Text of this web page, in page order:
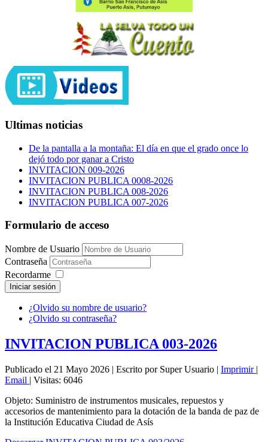
Ultimas noticias
De la pantalla a la montaña: El día en que el grado once lo
dejó todo por ganar a Cristo
INVITACION 009-2026
INVITACION PUBLICA 0008-2026
INVITACION PUBLICA 008-2026
INVITACION PUBLICA 007-2026
Formulario de acceso
Nombre de Usuario
Contraseña
Recordarme
Iniciar sesión
¿Olvido su nombre de usuario?
¿Olvido su contraseña?
INVITACION PUBLICA 003-2026
Publicado el 21 Mayo 2026 | Escrito por Super Usuario | Imprimir |
Email | Visitas: 6046
Objeto: Suministro de instrumentos musicales, repuestos y
accesorios de mantenimiento para la dotación de la banda de paz de
la Institución Educativa Ciudad de Asís